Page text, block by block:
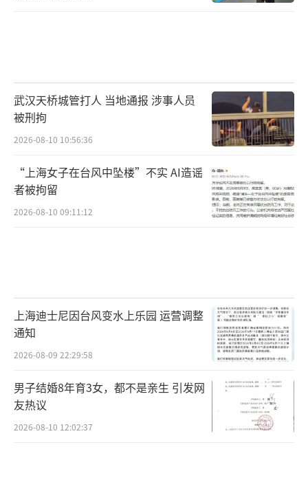
武汉天桥城管打人 当地通报 涉事人员
被刑拘
2026-08-10 10:56:36
“上海女子在台风中坠楼”不实 AI造谣
者被拘留
2026-08-10 09:11:12
上海迪士尼因台风变水上乐园 运营调整
通知
2026-08-09 22:29:58
男子结婚8年育3女，都不是亲生 引发网
友热议
2026-08-10 12:02:37